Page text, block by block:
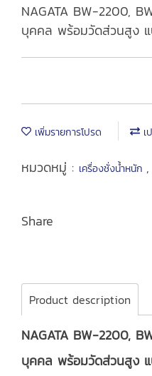
NAGATA BW-2200,
บุคคล พร้อมวัดส่วนสูง
เพิ่มรายการโปรด เ
หมวดหมู่ : เครื่องชั่งน้ำหนัก ,
Share
Product description
NAGATA BW-2200,
บุคคล พร้อมวัดส่วนสูง